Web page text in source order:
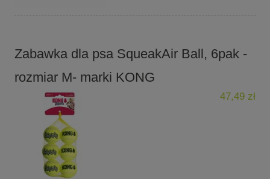
Zabawka dla psa SqueakAir Ball, 6pak -
rozmiar M- marki KONG
47,49 zł